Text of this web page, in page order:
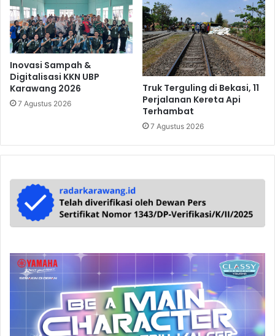
Inovasi Sampah &
Digitalisasi KKN UBP
Karawang 2026
7 Agustus 2026
Truk Terguling di Bekasi, 11
Perjalanan Kereta Api
Terhambat
7 Agustus 2026